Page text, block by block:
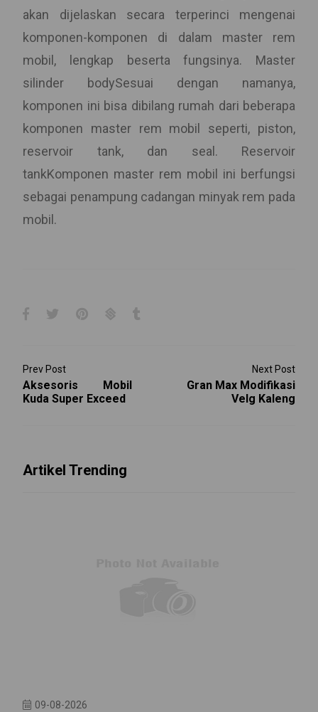
akan dijelaskan secara terperinci mengenai
komponen-komponen di dalam master rem
mobil, lengkap beserta fungsinya. Master
silinder bodySesuai dengan namanya,
komponen ini bisa dibilang rumah dari beberapa
komponen master rem mobil seperti, piston,
reservoir tank, dan seal. Reservoir
tankKomponen master rem mobil ini berfungsi
sebagai penampung cadangan minyak rem pada
mobil.
Prev Post
Aksesoris Mobil
Kuda Super Exceed
Next Post
Gran Max Modifikasi
Velg Kaleng
Artikel Trending
09-08-2026